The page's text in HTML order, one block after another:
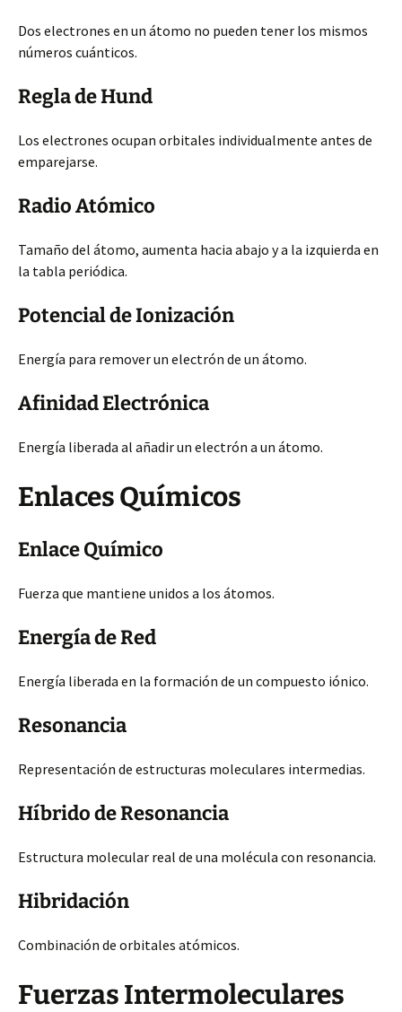
Dos electrones en un átomo no pueden tener los mismos
números cuánticos.
Regla de Hund
Los electrones ocupan orbitales individualmente antes de
emparejarse.
Radio Atómico
Tamaño del átomo, aumenta hacia abajo y a la izquierda en
la tabla periódica.
Potencial de Ionización
Energía para remover un electrón de un átomo.
Afinidad Electrónica
Energía liberada al añadir un electrón a un átomo.
Enlaces Químicos
Enlace Químico
Fuerza que mantiene unidos a los átomos.
Energía de Red
Energía liberada en la formación de un compuesto iónico.
Resonancia
Representación de estructuras moleculares intermedias.
Híbrido de Resonancia
Estructura molecular real de una molécula con resonancia.
Hibridación
Combinación de orbitales atómicos.
Fuerzas Intermoleculares